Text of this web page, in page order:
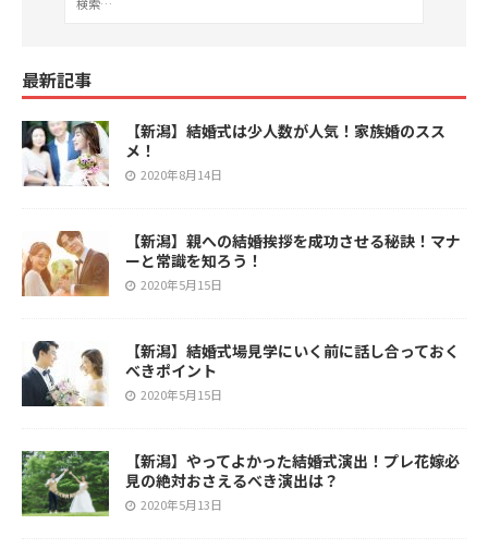
最新記事
【新潟】結婚式は少人数が人気！家族婚のスス
メ！
2020年8月14日
【新潟】親への結婚挨拶を成功させる秘訣！マナ
ーと常識を知ろう！
2020年5月15日
【新潟】結婚式場見学にいく前に話し合っておく
べきポイント
2020年5月15日
【新潟】やってよかった結婚式演出！プレ花嫁必
見の絶対おさえるべき演出は？
2020年5月13日